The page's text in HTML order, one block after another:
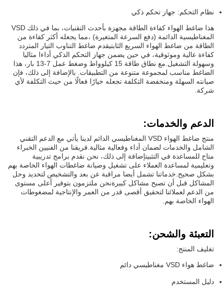
نظام التحكم: جهاز تحكم ذكي
هذا ضاغط الهواء كفاءة الطاقة مجهزة بأحدث التقنيات، بما في ذلك VSD
المغناطيسية الدائمة (دفع السرعة المتغيرة) ،مما يجعله أكثر كفاءة من
الطاقة من ضاغط الهواء السريع الثابتيقدم ضاغط التناوب التيار المتردد
كفاءة عالية وموثوقية، في حين يضمن جهاز التحكم الذكي أداءا مثاليا
وسهولة التشغيل.مع نطاق طاقة 15 كيلوواط وضغط عمل 7-13 بار، هذا
الضاغط مناسب لمجموعة متنوعة من التطبيقات. بالإضافة إلى ذلك، فإن
صيانته السهلة ومنخفضة التكلفة تجعله خيارًا فعالًا من حيث التكلفة لأي
شركة.
الدعم والخدمات:
منتج ضاغط الهواء VSD المغناطيسي الدائم لدينا يأتي مع الدعم التقني
الشامل والخدمات لضمان أداء وفعالية مثالية.فريقنا من الفنيين الخبراء
متاح للمساعدة في التثبيتإضافة إلى ذلك، نحن نقدم برامج تدريبية
وتعليمية لمساعدة العملاء على تشغيل وصيانة ضاغطات الهواء الخاصة بهم
بشكل صحيح.خدماتنا تشمل أيضا مراقبة عن بعد والتشخيص لتحديد وحل
المشاكل قبل أن تصبح مشاكل كبيرةنحن ملتزمون بتوفير أعلى مستوى
من الدعم لعملائنا لتحقيق أقصى قدر من العمر والإنتاجية لمضغوطات
الهواء الخاصة بهم.
التعبئة والشحن:
تغليف المنتج:
ضاغط هواء VSD مغناطيسي دائم
دليل المستخدم